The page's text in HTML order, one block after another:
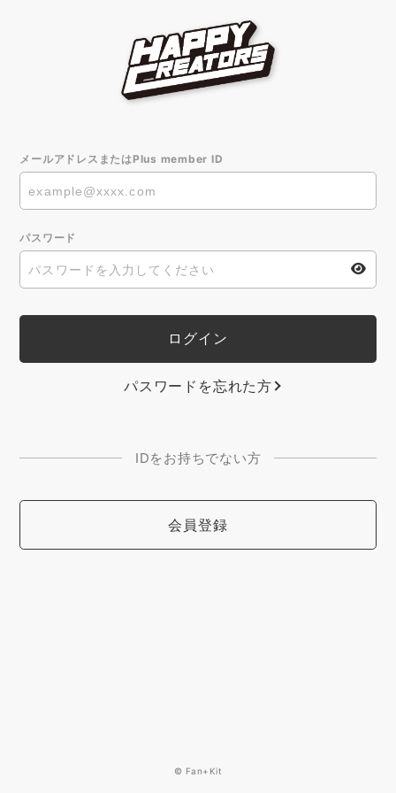
メールアドレスまたはPlus member ID
パスワード
パスワードを忘れた方
IDをお持ちでない方
会員登録
© Fan+Kit